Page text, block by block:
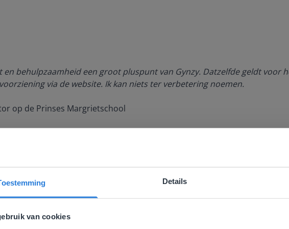
Details
van cookies
behulpzaamheid een groot pluspunt van Gynzy. Datzelfde geldt voor
via de website. Ik kan niets ter verbetering noemen.
op de Prinses Margrietschool
Deze website komt niet overeen met je
Gezien je locatie, denken we dat je misschien liever naar de website